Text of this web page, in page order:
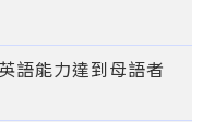
語能力達到母語者